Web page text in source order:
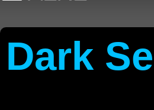
Dark